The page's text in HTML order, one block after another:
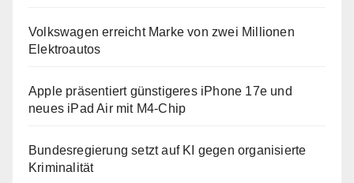
Volkswagen erreicht Marke von zwei Millionen
Elektroautos
Apple präsentiert günstigeres iPhone 17e und
neues iPad Air mit M4-Chip
Bundesregierung setzt auf KI gegen organisierte
Kriminalität